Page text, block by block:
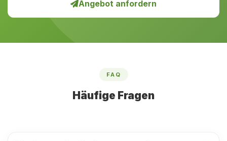
Angebot anfordern
FAQ
Häufige Fragen